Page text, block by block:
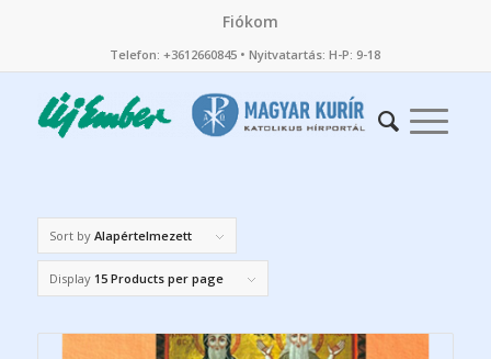
Fiókom
Telefon: +3612660845 • Nyitvatartás: H-P: 9-18
Sort by Alapértelmezett
Display 15 Products per page